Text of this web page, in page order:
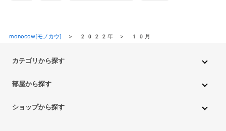
monocow[モノカウ] > 2022年> 10月
カテゴリから探す
ペット用品 ベビー・キッズ
部屋から探す
ショップから探す